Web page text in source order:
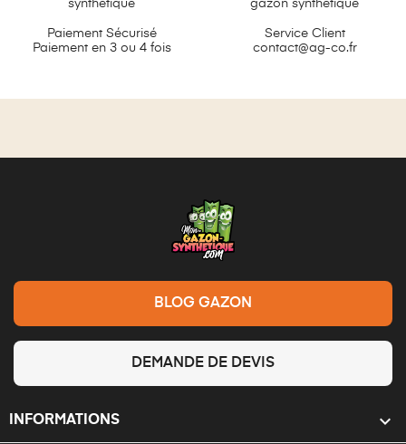
Paiement Sécurisé
Paiement en 3 ou 4 fois
Service Client
contact@ag-co.fr
BLOG GAZON
DEMANDE DE DEVIS
INFORMATIONS 